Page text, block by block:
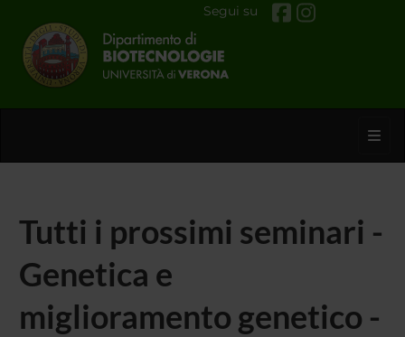
Segui su
Tutti i prossimi seminari -
Genetica e
miglioramento genetico -